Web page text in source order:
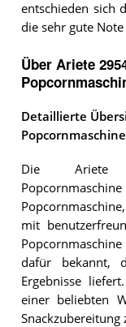
entschieden sich
die sehr gute
Über Ariete
Detaillierte
Die Ariete
mit
dafür bekannt,
Ergebnisse
einer beliebten
Snackzubereitung